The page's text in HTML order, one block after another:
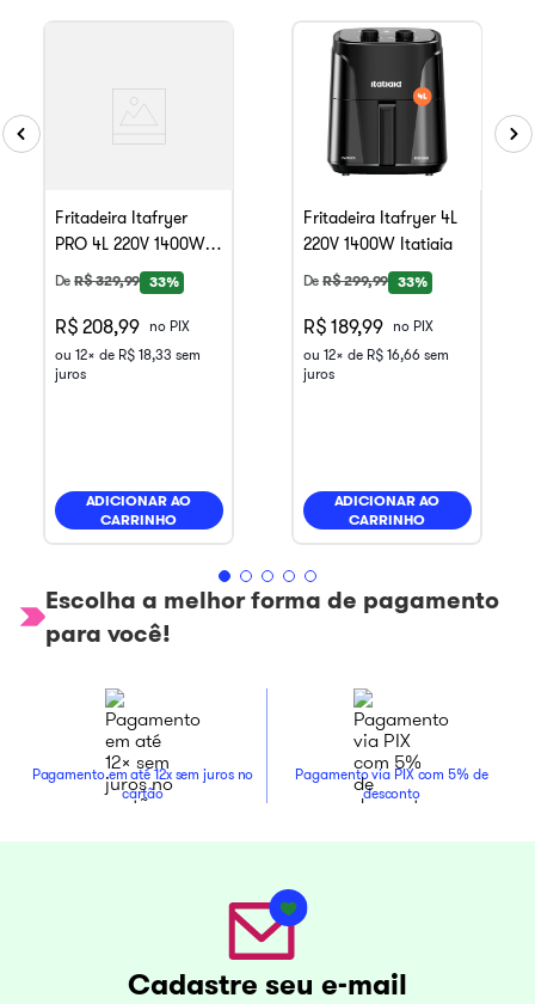
Fritadeira Itafryer
PRO 4L 220V 1400W
Itatiaia
DeR$329,99 33%
R$ 208,99
no PIX
ou 12x de R$ 18,33 sem
juros
ADICIONAR AO
CARRINHO
Fritadeira Itafryer 4L
220V 1400W Itatiaia
DeR$299,99 33%
R$ 189,99
no PIX
ou 12x de R$ 16,66 sem
juros
ADICIONAR AO
CARRINHO
Escolha a melhor forma de pagamento
para você!
Pagamento em até 12x sem juros no
cartão
Pagamento via PIX com 5% de
desconto
Cadastre seu e-mail